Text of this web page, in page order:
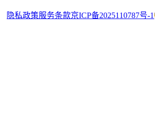
隐私政策服务条款京ICP备2025110787号-1